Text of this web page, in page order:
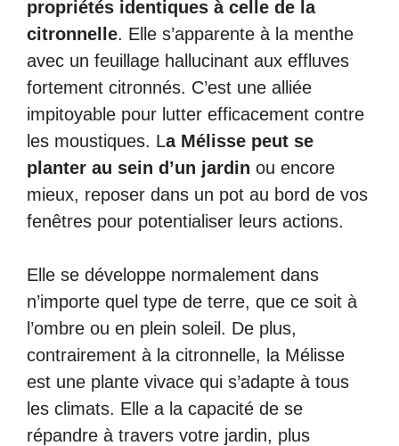
propriétés identiques à celle de la
citronnelle. Elle s’apparente à la menthe
avec un feuillage hallucinant aux effluves
fortement citronnés. C’est une alliée
impitoyable pour lutter efficacement contre
les moustiques. La Mélisse peut se
planter au sein d’un jardin ou encore
mieux, reposer dans un pot au bord de vos
fenêtres pour potentialiser leurs actions.
Elle se développe normalement dans
n’importe quel type de terre, que ce soit à
l’ombre ou en plein soleil. De plus,
contrairement à la citronnelle, la Mélisse
est une plante vivace qui s’adapte à tous
les climats. Elle a la capacité de se
répandre à travers votre jardin, plus